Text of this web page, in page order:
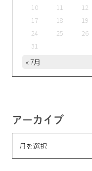
10
11 12
17
18 19
24
25 26
31
« 7月
アーカイブ